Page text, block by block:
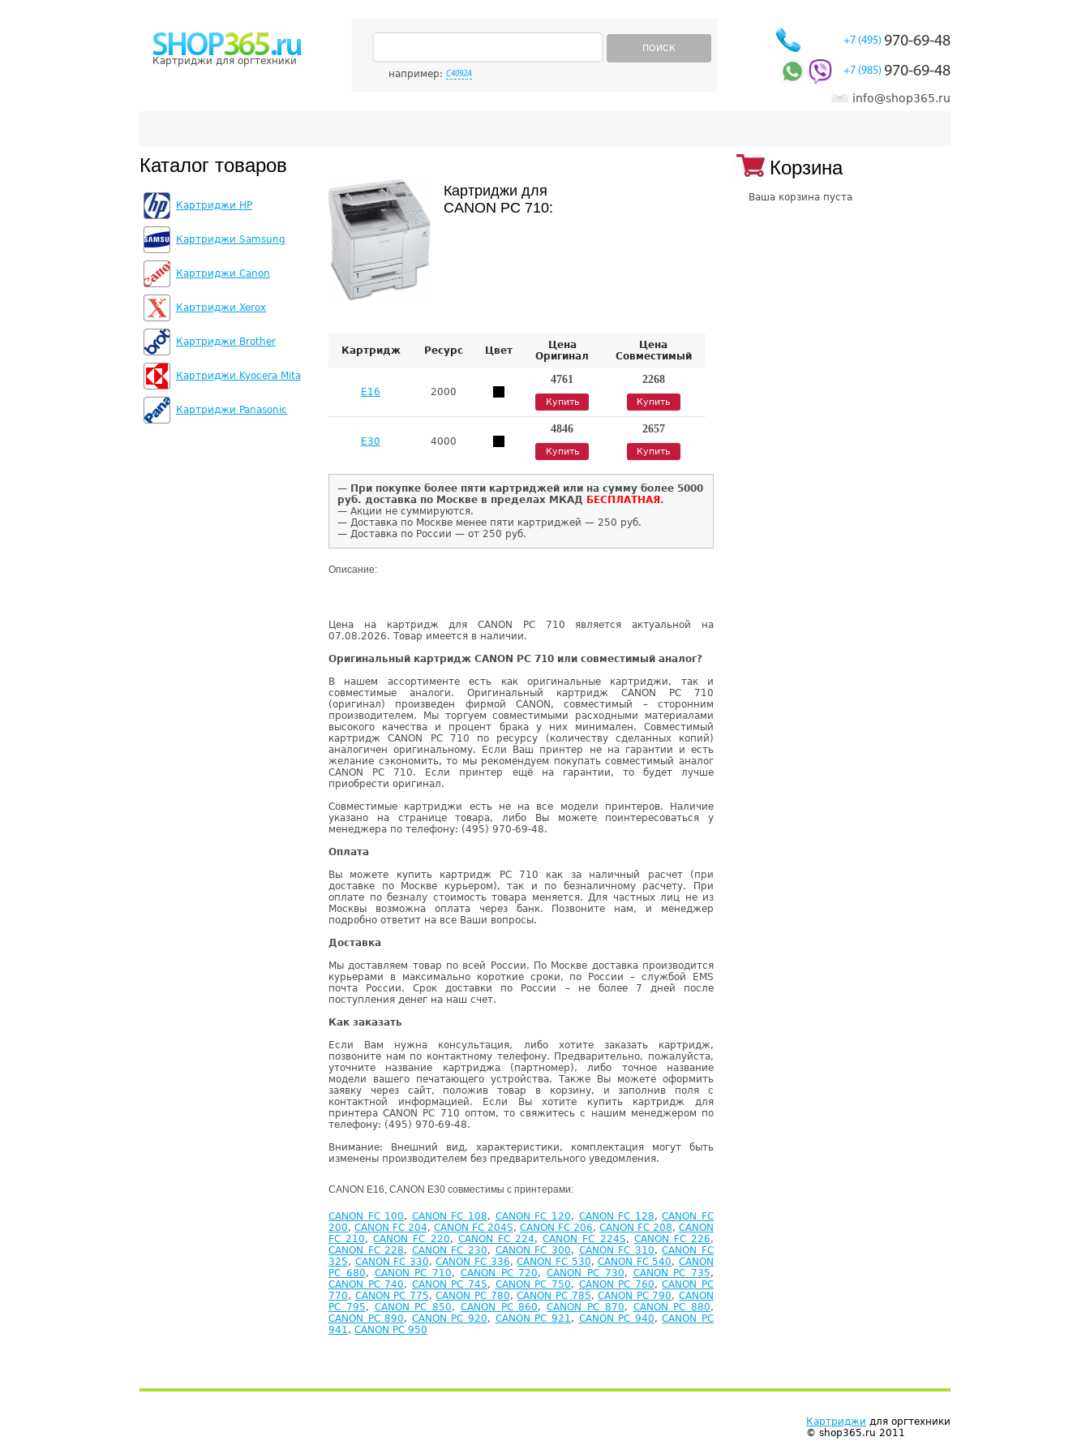
Картриджи для оргтехники
ПОИСК
например: C4092A
+7 (495) 970-69-48
+7 (985) 970-69-48
info@shop365.ru
Каталог товаров
Картриджи HP
Картриджи Samsung
Картриджи Canon
Картриджи Xerox
Картриджи Brother
Картриджи Kyocera Mita
Картриджи Panasonic
Картриджи для
CANON PC 710:
Картридж Ресурс Цвет
Цена
Оригинал
Цена
Совместимый
E16 2000
4761
Купить
2268
Купить
E30 4000
4846
Купить
2657
Купить
— При покупке более пяти картриджей или на сумму более 5000
руб. доставка по Москве в пределах МКАД БЕСПЛАТНАЯ .
— Акции не суммируются.
— Доставка по Москве менее пяти картриджей — 250 руб.
— Доставка по России — от 250 руб.
Описание:
Цена на картридж для CANON PC 710 является актуальной на
07.08.2026. Товар имеется в наличии.
Оригинальный картридж CANON PC 710 или совместимый аналог?
В нашем ассортименте есть как оригинальные картриджи, так и
совместимые аналоги. Оригинальный картридж CANON PC 710
(оригинал) произведен фирмой CANON, совместимый – сторонним
производителем. Мы торгуем совместимыми расходными материалами
высокого качества и процент брака у них минимален. Совместимый
картридж CANON PC 710 по ресурсу (количеству сделанных копий)
аналогичен оригинальному. Если Ваш принтер не на гарантии и есть
желание сэкономить, то мы рекомендуем покупать совместимый аналог
CANON PC 710. Если принтер ещё на гарантии, то будет лучше
приобрести оригинал.
Совместимые картриджи есть не на все модели принтеров. Наличие
указано на странице товара, либо Вы можете поинтересоваться у
менеджера по телефону: (495) 970-69-48.
Оплата
Вы можете купить картридж PC 710 как за наличный расчет (при
доставке по Москве курьером), так и по безналичному расчету. При
оплате по безналу стоимость товара меняется. Для частных лиц не из
Москвы возможна оплата через банк. Позвоните нам, и менеджер
подробно ответит на все Ваши вопросы.
Доставка
Мы доставляем товар по всей России. По Москве доставка производится
курьерами в максимально короткие сроки, по России – службой EMS
почта России. Срок доставки по России – не более 7 дней после
поступления денег на наш счет.
Как заказать
Если Вам нужна консультация, либо хотите заказать картридж,
позвоните нам по контактному телефону. Предварительно, пожалуйста,
уточните название картриджа (партномер), либо точное название
модели вашего печатающего устройства. Также Вы можете оформить
заявку через сайт, положив товар в корзину, и заполнив поля с
контактной информацией. Если Вы хотите купить картридж для
принтера CANON PC 710 оптом, то свяжитесь с нашим менеджером по
телефону: (495) 970-69-48.
Внимание: Внешний вид, характеристики, комплектация могут быть
изменены производителем без предварительного уведомления.
CANON E16, CANON E30 совместимы с принтерами:
CANON FC 100, CANON FC 108, CANON FC 120, CANON FC 128,CANON FC
200, CANON FC 204, CANON FC 204S, CANON FC 206, CANON FC 208, CANON
FC 210,CANON FC 220, CANON FC 224,CANON FC 224S, CANON FC 226,
CANON FC 228, CANON FC 230, CANON FC 300, CANON FC 310,CANON FC
325, CANON FC 330,CANON FC 336,CANON FC 530,CANON FC 540,CANON
PC 680, CANON PC 710, CANON PC 720,CANON PC 730, CANON PC 735,
CANON PC 740, CANON PC 745, CANON PC 750, CANON PC 760,CANON PC
770, CANON PC 775,CANON PC 780,CANON PC 785,CANON PC 790,CANON
PC 795, CANON PC 850, CANON PC 860,CANON PC 870, CANON PC 880,
CANON PC 890, CANON PC 920, CANON PC 921, CANON PC 940,CANON PC
941, CANON PC 950
Корзина
Ваша корзина пуста
Картриджи для оргтехники
© shop365.ru 2011